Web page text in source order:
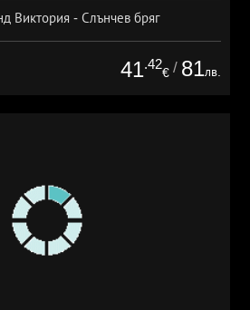
Виктория - Слънчев бряг
41.42
€ / 81лв.